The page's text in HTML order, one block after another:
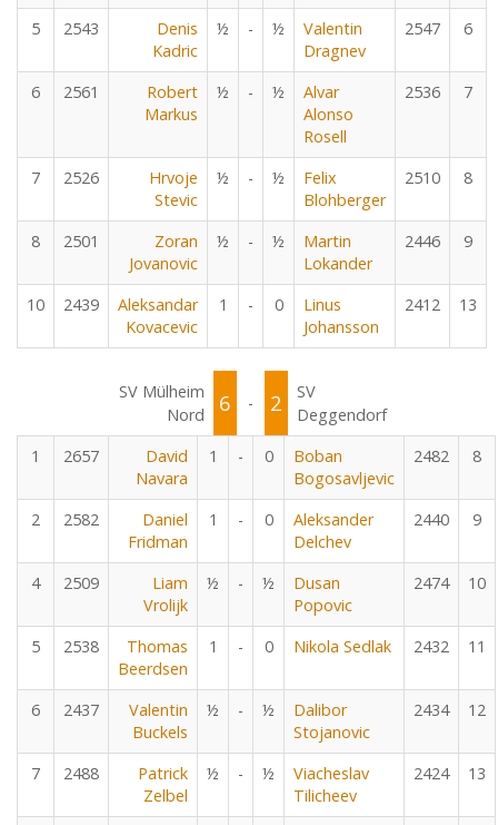
5 2543
Denis
Kadric
½ - ½
Valentin
Dragnev
2547 6
6 2561
Robert
Markus
½ - ½
Alvar
Alonso
Rosell
2536 7
7 2526
Hrvoje
Stevic
½ - ½
Felix
Blohberger
2510 8
8 2501
Zoran
Jovanovic
½ - ½
Martin
Lokander
2446 9
10 2439
Aleksandar
Kovacevic
1 - 0
Linus
Johansson
2412 13
SV Mülheim
Nord
6 - 2
SV
Deggendorf
1
2657
David
Navara
1 - 0
Boban
Bogosavljevic
2482 8
2 2582
Daniel
Fridman
1 - 0
Aleksander
Delchev
2440 9
4 2509
Liam
Vrolijk
½ - ½
Dusan
Popovic
2474 10
5 2538
Thomas
Beerdsen
1 - 0 Nikola Sedlak 2432 11
6 2437
Valentin
Buckels
½ - ½
Dalibor
Stojanovic
2434 12
7 2488
Patrick
Zelbel
½ - ½
Viacheslav
Tilicheev
2424 13